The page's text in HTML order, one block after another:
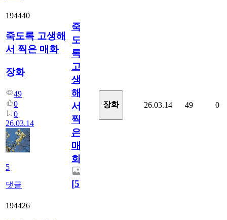
194440
죽도록 고생해
서 찍은 매화
장화
49
0
0
26.03.14
5
댓글
죽
도
록
고
생
해
서
찍
은
매
화
[5]
장화 26.03.14 49 0
194426